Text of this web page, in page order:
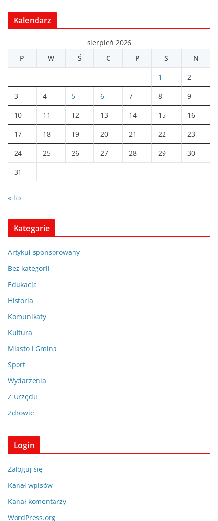
Kalendarz
sierpień 2026
P
W Ś C P S N
1 2
3 4 5 6 7 8 9
10 11 12 13 14 15 16
17 18 19 20 21 22 23
24 25 26 27 28 29 30
31
« lip
Kategorie
Artykuł sponsorowany
Bez kategorii
Edukacja
Historia
Komunikaty
Kultura
Miasto i Gmina
Sport
Wydarzenia
Z Urzędu
Zdrowie
Login
Zaloguj się
Kanał wpisów
Kanał komentarzy
WordPress.org